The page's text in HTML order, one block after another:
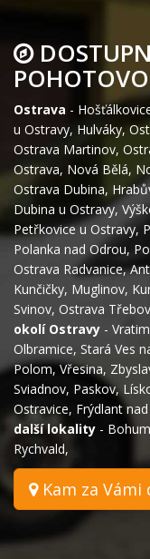
Ostrava -
u Ostravy, Hulváky,
Ostrava Martinov,
Ostrava, Nová Bělá,
Ostrava Dubina,
Dubina u Ostravy,
Petřkovice u Ostravy,
Polanka nad Odrou,
Ostrava Radvanice,
Kunčičky, Muglinov,
Svinov, Ostrava
okolí Ostravy -
Olbramice, Stará Ves
Polom,Vřesina,
Sviadnov, Paskov,
Ostravice, Frýdlant
další lokality -
Rychvald,
Kam za Vámi